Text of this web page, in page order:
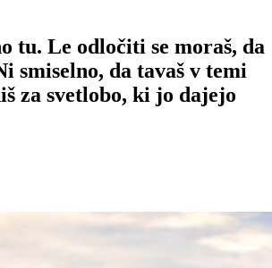
tu. Le odločiti se moraš, da
smiselno, da tavaš v temi
za svetlobo, ki jo dajejo